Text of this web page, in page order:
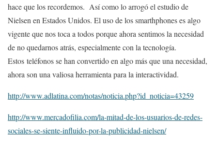
hace que los recordemos. Así como lo arrogó el estudio de
Nielsen en Estados Unidos. El uso de los smarthphones es algo
vigente que nos toca a todos porque ahora sentimos la necesidad
de no quedarnos atrás, especialmente con la tecnología.
Estos teléfonos se han convertido en algo más que una necesidad,
ahora son una valiosa herramienta para la interactividad.
http://www.adlatina.com/notas/noticia.php?id_noticia=43259
http://www.mercadofilia.com/la-mitad-de-los-usuarios-de-redes-
sociales-se-siente-influido-por-la-publicidad-nielsen/